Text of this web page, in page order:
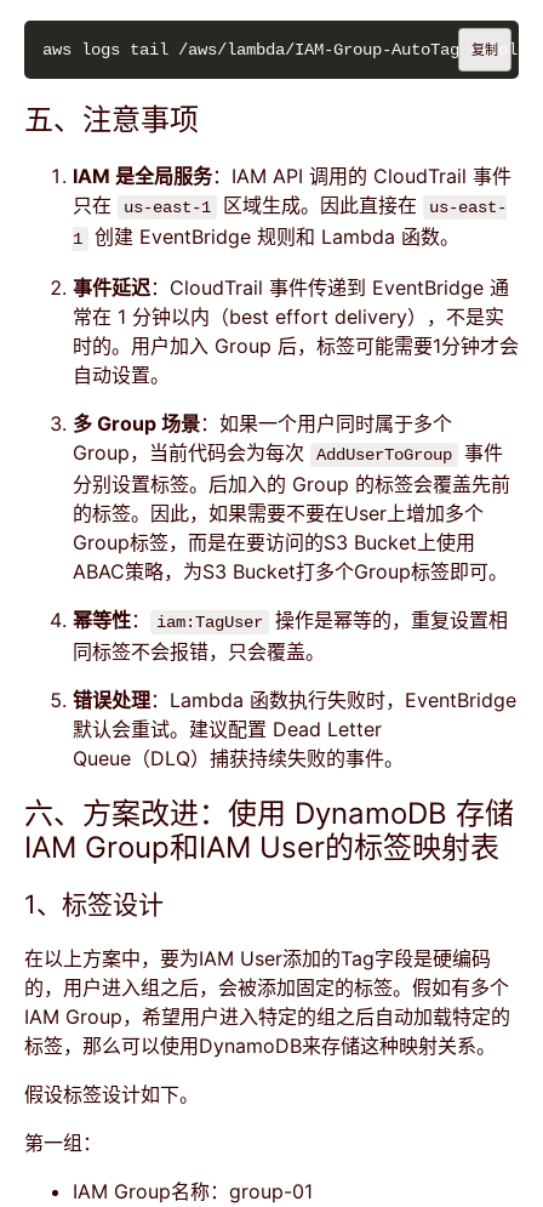
复制
五、注意事项
IAM 是全局服务：IAM API 调用的 CloudTrail 事件
只在
us-east-1 区域生成。因此直接在
us-east-
1
创建 EventBridge 规则和 Lambda 函数。
事件延迟：CloudTrail 事件传递到 EventBridge 通
常在 1 分钟以内（best effort delivery），不是实
时的。用户加入 Group 后，标签可能需要1分钟才会
自动设置。
多 Group 场景：如果一个用户同时属于多个
Group，当前代码会为每次
AddUserToGroup
事件
分别设置标签。后加入的 Group 的标签会覆盖先前
的标签。因此，如果需要不要在User上增加多个
Group标签，而是在要访问的S3 Bucket上使用
ABAC策略，为S3 Bucket打多个Group标签即可。
幂等性： iam:TagUser
操作是幂等的，重复设置相
同标签不会报错，只会覆盖。
错误处理：Lambda 函数执行失败时，EventBridge
默认会重试。建议配置 Dead Letter
Queue（DLQ）捕获持续失败的事件。
六、方案改进：使用 DynamoDB 存储
IAM Group和IAM User的标签映射表
1、标签设计
在以上方案中，要为IAM User添加的Tag字段是硬编码
的，用户进入组之后，会被添加固定的标签。假如有多个
IAM Group，希望用户进入特定的组之后自动加载特定的
标签，那么可以使用DynamoDB来存储这种映射关系。
假设标签设计如下。
第一组：
IAM Group名称：group-01